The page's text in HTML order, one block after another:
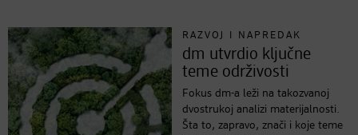
RAZVOJ I NAPREDAK
dm utvrdio ključne
teme održivosti
Fokus dm-a leži na takozvanoj
dvostrukoj analizi materijalnosti.
Šta to, zapravo, znači i koje teme